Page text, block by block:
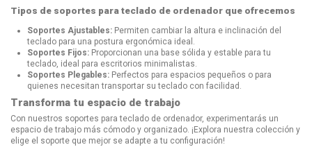
Tipos de soportes para teclado de ordenador que ofrecemos
Soportes Ajustables: Permiten cambiar la altura e inclinación del
teclado para una postura ergonómica ideal.
Soportes Fijos: Proporcionan una base sólida y estable para tu
teclado, ideal para escritorios minimalistas.
Soportes Plegables: Perfectos para espacios pequeños o para
quienes necesitan transportar su teclado con facilidad.
Transforma tu espacio de trabajo
Con nuestros soportes para teclado de ordenador, experimentarás un
espacio de trabajo más cómodo y organizado. ¡Explora nuestra colección y
elige el soporte que mejor se adapte a tu configuración!